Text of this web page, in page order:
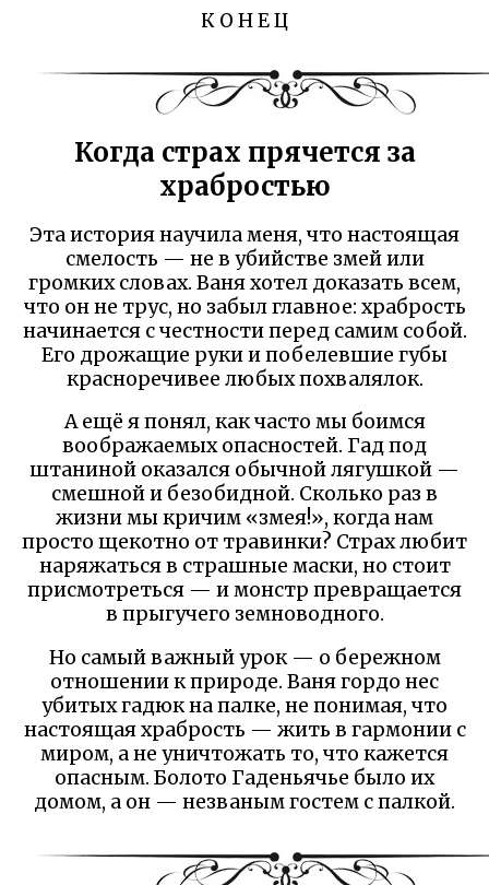
К О Н Е Ц
Когда страх прячется за
храбростью
Эта история научила меня, что настоящая
смелость — не в убийстве змей или
громких словах. Ваня хотел доказать всем,
что он не трус, но забыл главное: храбрость
начинается с честности перед самим собой.
Его дрожащие руки и побелевшие губы
красноречивее любых похвалялок.
А ещё я понял, как часто мы боимся
воображаемых опасностей. Гад под
штаниной оказался обычной лягушкой —
смешной и безобидной. Сколько раз в
жизни мы кричим «змея!», когда нам
просто щекотно от травинки? Страх любит
наряжаться в страшные маски, но стоит
присмотреться — и монстр превращается
в прыгучего земноводного.
Но самый важный урок — о бережном
отношении к природе. Ваня гордо нес
убитых гадюк на палке, не понимая, что
настоящая храбрость — жить в гармонии с
миром, а не уничтожать то, что кажется
опасным. Болото Гаденьячье было их
домом, а он — незваным гостем с палкой.